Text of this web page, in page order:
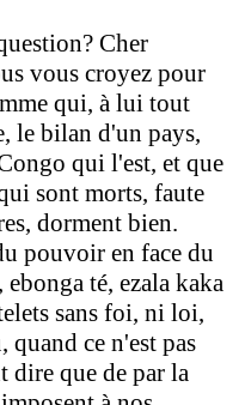
Cher
vous croyez pour
qui, à lui tout
le bilan d'un pays,
qui l'est, et que
sont morts, faute
dorment bien.
pouvoir en face du
ebonga té, ezala kaka
sans foi, ni loi,
quand ce n'est pas
dire que de par la